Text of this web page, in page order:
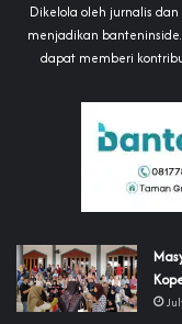
Dikelola oleh jurnalis
menjadikan
dapat memberi